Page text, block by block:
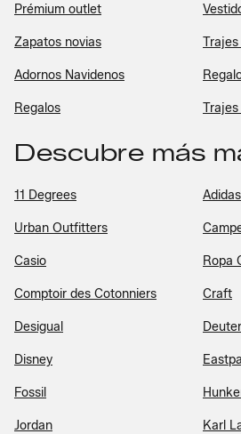
Prémium outlet
Zapatos novias
Adornos Navidenos
Regalos
Descubre más
11 Degrees
Urban Outfitters
Casio Ropa
Comptoir des Cotonniers Craft
Desigual Deuter
Disney
Fossil
Jordan Karl